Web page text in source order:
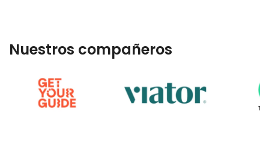
Nuestros compañeros